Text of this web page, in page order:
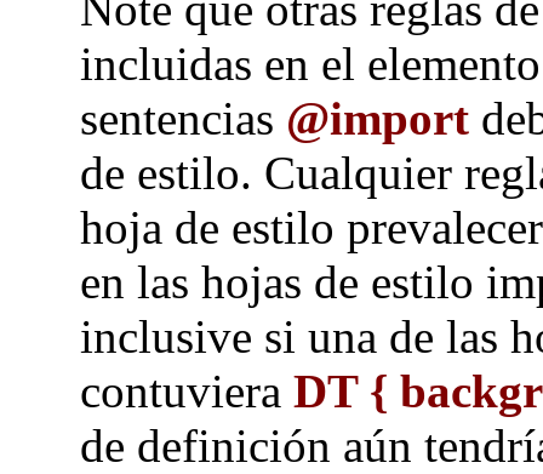
incluidas en el
sentencias @import
de estilo. Cualquier
hoja de estilo
en las hojas de estilo
inclusive si una de las
contuviera DT {
de definición aún